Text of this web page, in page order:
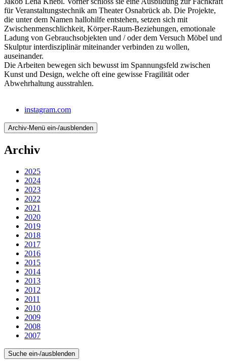
für Veranstaltungstechnik am Theater Osnabrück ab. Die Projekte,
die unter dem Namen hallohilfe entstehen, setzen sich mit
Zwischenmenschlichkeit, Körper-Raum-Beziehungen, emotionale
Ladung von Gebrauchsobjekten und / oder dem Versuch Möbel und
Skulptur interdisziplinär miteinander verbinden zu wollen,
auseinander.
Die Arbeiten bewegen sich bewusst im Spannungsfeld zwischen
Kunst und Design, welche oft eine gewisse Fragilität oder
Abwehrhaltung ausstrahlen.
instagram.com
Archiv-Menü ein-/ausblenden
Archiv
2025
2024
2023
2022
2021
2020
2019
2018
2017
2016
2015
2014
2013
2012
2011
2010
2009
2008
2007
Suche ein-/ausblenden